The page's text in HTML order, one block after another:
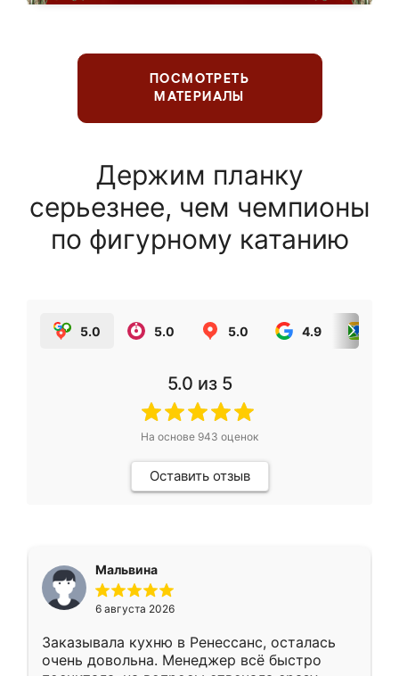
ПОСМОТРЕТЬ
МАТЕРИАЛЫ
Держим планку
серьезнее, чем чемпионы
по фигурному катанию
5.0 5.0 5.0 4.9
5.0 из 5
На основе 943 оценок
Оставить отзыв
Мальвина
6 августа 2026
Заказывала кухню в Ренессанс, осталась
очень довольна. Менеджер всё быстро